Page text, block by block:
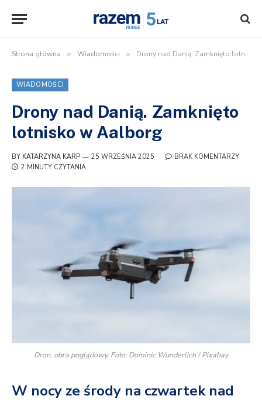
Strona główna » Wiadomości » Drony nad Danią. Zamknięto lotnisko w Aalborg
WIADOMOŚCI
Drony nad Danią. Zamknięto
lotnisko w Aalborg
BY KATARZYNA KARP 25 WRZEŚNIA 2025
BRAK KOMENTARZY
2 MINUTY CZYTANIA
Dron, obra poglądowy. Foto: Dominic Wunderlich / Pixabay
W nocy ze środy na czwartek nad